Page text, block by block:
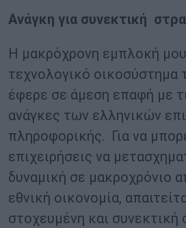
Ανάγκη για συνεκτική
Η μακρόχρονη εμπλοκή
τεχνολογικό οικοσύστημα
έφερε σε άμεση επαφή με
ανάγκες των ελληνικών
πληροφορικής. Για να
επιχειρήσεις να
δυναμική σε μακροχρόνιο
εθνική οικονομία,
στοχευμένη και συνεκτική